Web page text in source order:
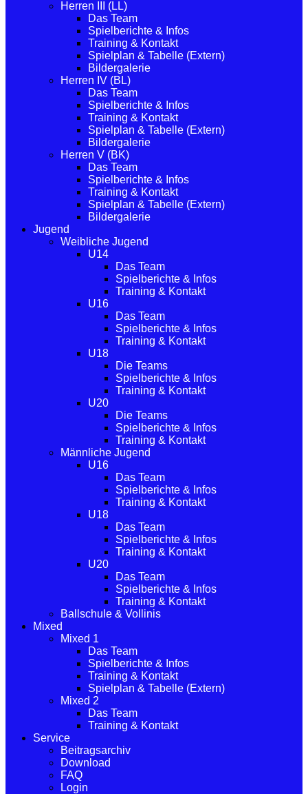
Herren III (LL)
Das Team
Spielberichte & Infos
Training & Kontakt
Spielplan & Tabelle (Extern)
Bildergalerie
Herren IV (BL)
Das Team
Spielberichte & Infos
Training & Kontakt
Spielplan & Tabelle (Extern)
Bildergalerie
Herren V (BK)
Das Team
Spielberichte & Infos
Training & Kontakt
Spielplan & Tabelle (Extern)
Bildergalerie
Jugend
Weibliche Jugend
U14
Das Team
Spielberichte & Infos
Training & Kontakt
U16
Das Team
Spielberichte & Infos
Training & Kontakt
U18
Die Teams
Spielberichte & Infos
Training & Kontakt
U20
Die Teams
Spielberichte & Infos
Training & Kontakt
Männliche Jugend
U16
Das Team
Spielberichte & Infos
Training & Kontakt
U18
Das Team
Spielberichte & Infos
Training & Kontakt
U20
Das Team
Spielberichte & Infos
Training & Kontakt
Ballschule & Vollinis
Mixed
Mixed 1
Das Team
Spielberichte & Infos
Training & Kontakt
Spielplan & Tabelle (Extern)
Mixed 2
Das Team
Training & Kontakt
Service
Beitragsarchiv
Download
FAQ
Login